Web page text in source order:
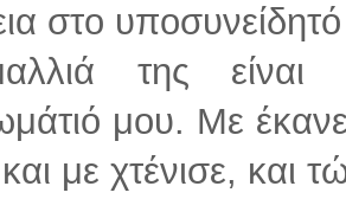
στο
της
μου. Με
με χτένισε, και